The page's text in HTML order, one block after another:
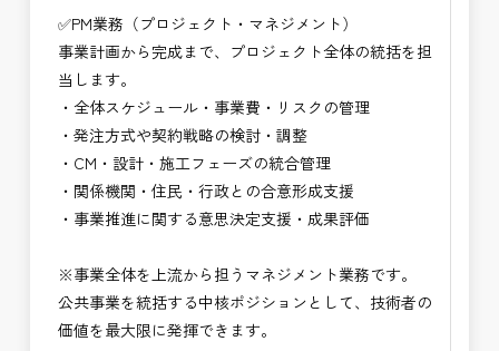
・CM・設計・施工を統括する最上位ポジションを
目指せる
・年収900万円以上の高待遇が期待できるキャリア
領域
→ 技術士としての価値を最大化できる仕事
■勤務地について、ご希望のある方は別途ご相談く
ださい。
国土交通省、地方自治体
（東北地方、関東地方、中部地方、近畿地方など）
■発注者支援業務＜希望する業務をお選びくださ
い。＞
・＜急募＞工事監督支援業務
・NEXCO（ネクスコ）施工管理
・NEXCO（ネクスコ）点検業務
・NEXCO（ネクスコ）保全調査
✅PM業務（プロジェクト・マネジメント）
事業計画から完成まで、プロジェクト全体の統括を担
当します。
・全体スケジュール・事業費・リスクの管理
・発注方式や契約戦略の検討・調整
・CM・設計・施工フェーズの統合管理
・関係機関・住民・行政との合意形成支援
・事業推進に関する意思決定支援・成果評価
※事業全体を上流から担うマネジメント業務です。
公共事業を統括する中核ポジションとして、技術者の
価値を最大限に発揮できます。